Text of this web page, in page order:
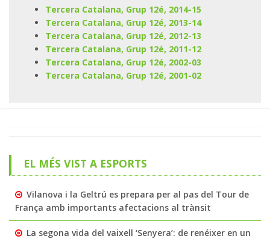
Tercera Catalana, Grup 12é, 2014-15
Tercera Catalana, Grup 12é, 2013-14
Tercera Catalana, Grup 12é, 2012-13
Tercera Catalana, Grup 12é, 2011-12
Tercera Catalana, Grup 12é, 2002-03
Tercera Catalana, Grup 12é, 2001-02
EL MÉS VIST A ESPORTS
Vilanova i la Geltrú es prepara per al pas del Tour de
França amb importants afectacions al trànsit
La segona vida del vaixell ‘Senyera’: de renéixer en un